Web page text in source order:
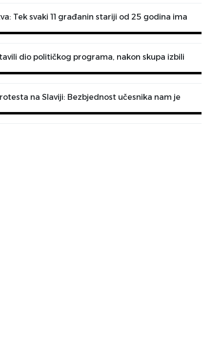
Tek svaki 11 građanin stariji od 25 godina ima
dio političkog programa, nakon skupa izbili
na Slaviji: Bezbjednost učesnika nam je